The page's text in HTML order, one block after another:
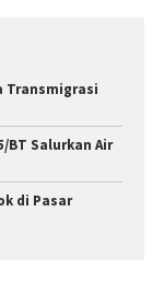
Transmigrasi
BT Salurkan Air
di Pasar